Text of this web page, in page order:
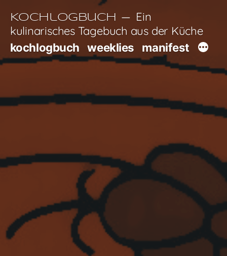
Inhalt
springen
Kochlogbuch
Ein
kulinarisches Tagebuch aus der Küche
kochlogbuch weeklies manifest